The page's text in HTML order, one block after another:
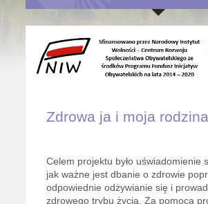
Zdrowa ja i moja rodzina
Celem projektu było uświadomienie
jak ważne jest dbanie o zdrowie
odpowiednie odżywianie się i
zdrowego trybu życia. Za pomocą